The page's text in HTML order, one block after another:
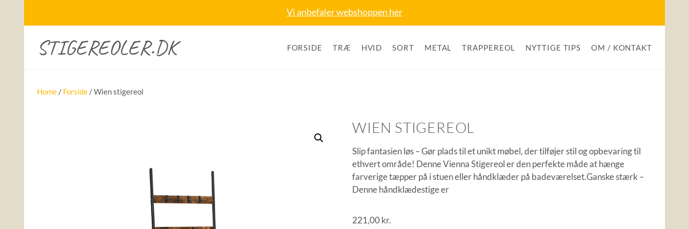
Vi anbefaler webshoppen her
STIGEREOLER.DK FORSIDE TRÆ HVID SORT METAL TRAPPEREOL NYTTIGE TIPS OM / KONTAKT
Home / Forside / Wien stigereol
WIEN STIGEREOL
Slip fantasien løs – Gør plads til et unikt møbel, der tilføjer stil og opbevaring til
ethvert område! Denne Vienna Stigereol er den perfekte måde at hænge
farverige tæpper på i stuen eller håndklæder på badeværelset.Ganske stærk –
Denne håndklædestige er
221,00kr.